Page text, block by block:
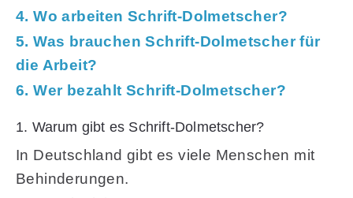
4. Wo arbeiten Schrift-Dolmetscher?
5. Was brauchen Schrift-Dolmetscher für
die Arbeit?
6. Wer bezahlt Schrift-Dolmetscher?
1. Warum gibt es Schrift-Dolmetscher?
In Deutschland gibt es viele Menschen mit
Behinderungen.